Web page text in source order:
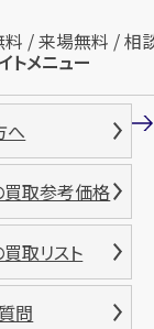
/ 来場無料 / 相
詳細はこちら
トメニュー
へ
買取参考価格
取リスト
問